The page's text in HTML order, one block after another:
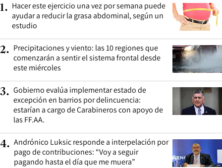
1. Hacer este ejercicio una vez por semana puede
ayudar a reducir la grasa abdominal, según un
estudio
2. Precipitaciones y viento: las 10 regiones que
comenzarán a sentir el sistema frontal desde
este miércoles
3. Gobierno evalúa implementar estado de
excepción en barrios por delincuencia:
estarían a cargo de Carabineros con apoyo de
las FF.AA.
4. Andrónico Luksic responde a interpelación por
pago de contribuciones: “Voy a seguir
pagando hasta el día que me muera”